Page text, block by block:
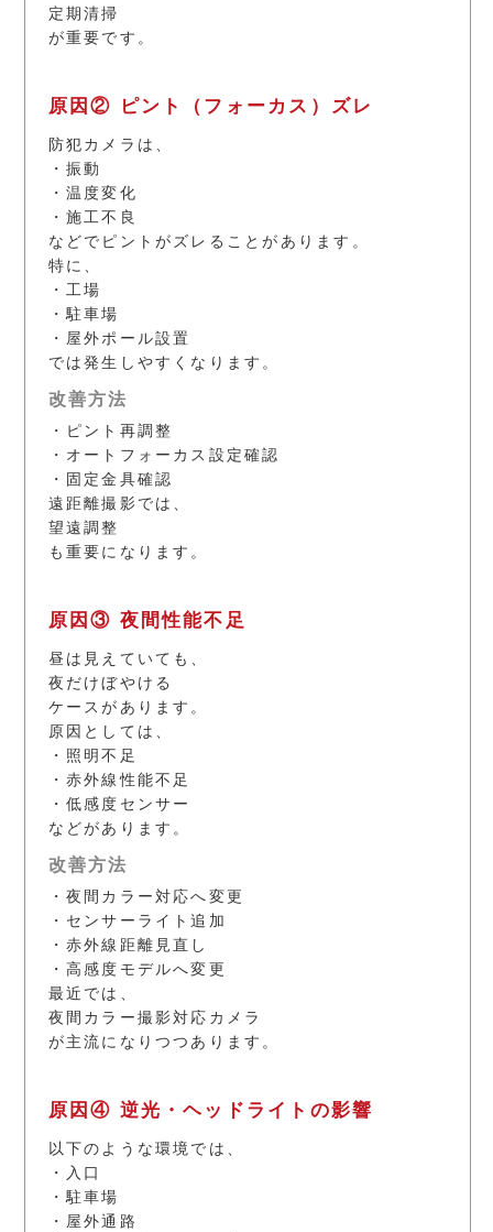
定期清掃
が重要です。
原因② ピント（フォーカス）ズレ
防犯カメラは、
・振動
・温度変化
・施工不良
などでピントがズレることがあります。
特に、
・工場
・駐車場
・屋外ポール設置
では発生しやすくなります。
改善方法
・ピント再調整
・オートフォーカス設定確認
・固定金具確認
遠距離撮影では、
望遠調整
も重要になります。
原因③ 夜間性能不足
昼は見えていても、
夜だけぼやける
ケースがあります。
原因としては、
・照明不足
・赤外線性能不足
・低感度センサー
などがあります。
改善方法
・夜間カラー対応へ変更
・センサーライト追加
・赤外線距離見直し
・高感度モデルへ変更
最近では、
夜間カラー撮影対応カメラ
が主流になりつつあります。
原因④ 逆光・ヘッドライトの影響
以下のような環境では、
・入口
・駐車場
・屋外通路